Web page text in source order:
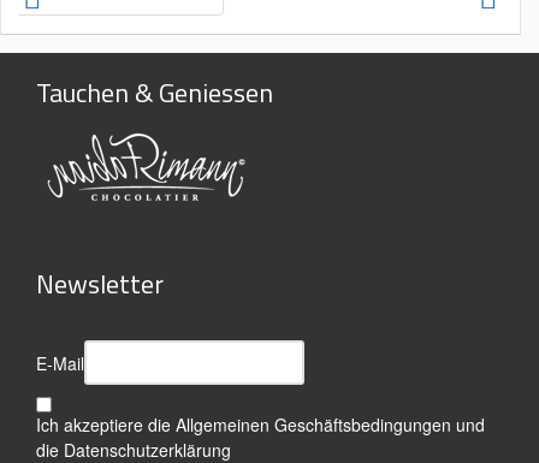
Tauchen & Geniessen
Newsletter
E-Mail
Ich akzeptiere die Allgemeinen Geschäftsbedingungen und
die Datenschutzerklärung